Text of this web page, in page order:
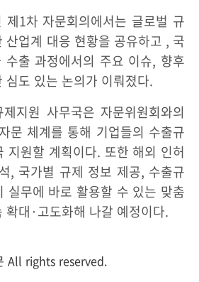
제1차 자문회의에서는 글로벌 규
산업계 대응 현황을 공유하고 , 국
수출 과정에서의 주요 이슈, 향후
심도 있는 논의가 이뤄졌다.
지원 사무국은 자문위원회와의
문 체계를 통해 기업들의 수출규
지원할 계획이다. 또한 해외 인허
, 국가별 규제 정보 제공, 수출규
실무에 바로 활용할 수 있는 맞춤
확대·고도화해 나갈 예정이다.
All rights reserved.